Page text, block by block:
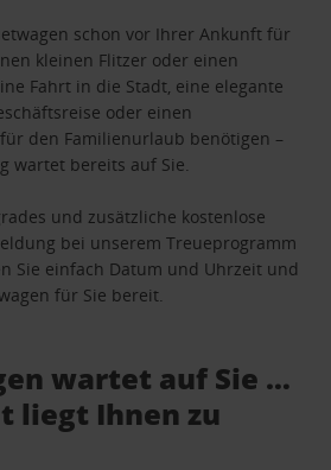
schon vor Ihrer Ankunft für
kleinen Flitzer oder einen
Fahrt in die Stadt, eine elegante
oder einen
den Familienurlaub benötigen –
wartet bereits auf Sie.
und zusätzliche kostenlose
bei unserem Treueprogramm
Sie einfach Datum und Uhrzeit und
für Sie bereit.
wartet auf Sie …
liegt Ihnen zu